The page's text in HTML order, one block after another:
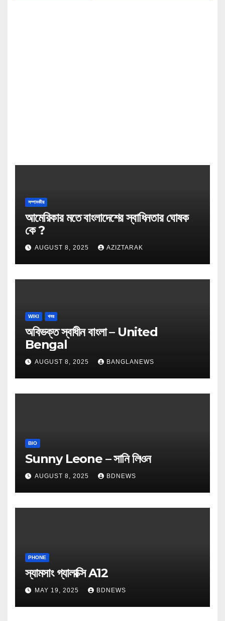
সম্পাদকীয়
আমেরিকার মতে বাংলাদেশের স্বাধিনতার ঘোষক
কে ?
AUGUST 8, 2025 AZIZTARAK
WIKI খবর
অবিভক্ত স্বাধীন বাংলা – United
Bengal
AUGUST 8, 2025 BANGLANEWS
BIO
Sunny Leone – সানি লিওন
AUGUST 8, 2025 BDNEWS
PHONE
স্যামসাং গ্যালাক্সি A12
MAY 19, 2025 BDNEWS